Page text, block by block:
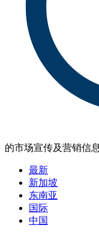
的市场宣传及营销信息
最新
新加坡
东南亚
国际
中国